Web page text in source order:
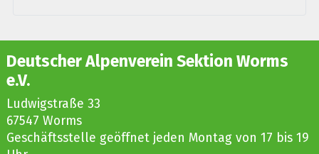
Deutscher Alpenverein Sektion Worms
e.V.
Ludwigstraße 33
67547 Worms
Geschäftsstelle geöffnet jeden Montag von 17 bis 19